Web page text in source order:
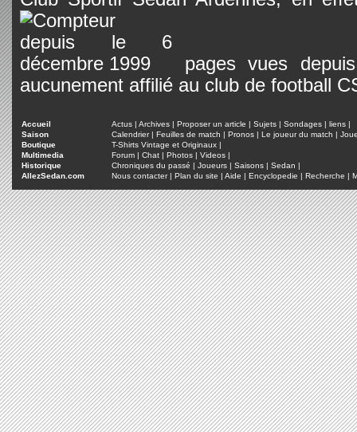
pages vues
aucunement affilié au club de football
Accueil Actus | Archives | Proposer un article | Sujets | Sondages | liens |
Saison
Calendrier| Feuilles de match | Pronos | Le joueur du match |
Boutique
T-Shirts Vintage et Originaux |
Multimedia
Forum | Chat | Photos | Videos |
Historique
Chroniques du passé | Joueurs | Saisons | Sedan |
AllezSedan.com
Nous contacter| Plan du site | Aide | Encyclopedie | Recherche |